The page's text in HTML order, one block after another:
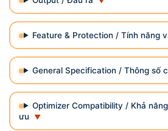
Feature & Protection / Tính năng
General Specification / Thông số
Optimizer Compatibility / Khả
ưu